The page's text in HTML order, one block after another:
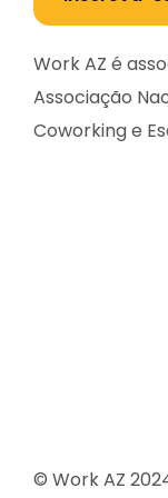
Work AZ é
Associação
Coworking e
© Work AZ